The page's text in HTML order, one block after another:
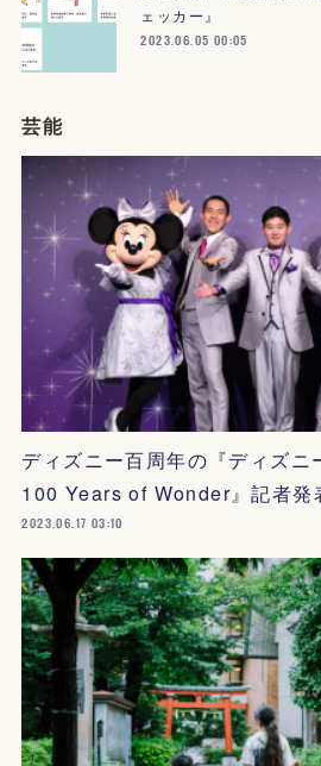
ェッカー』
2023.06.05 00:05
芸能
ディズニー百周年の『ディズニ
100 Years of Wonder』記者発
2023.06.17 03:10